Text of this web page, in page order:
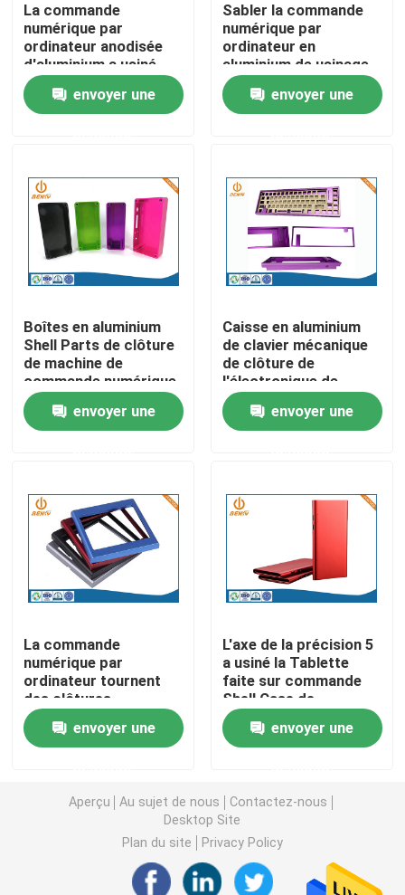
Produits
A propos de nous
Contrôle de la qualité
Contact
L'aluminium moulage mécanique sous pression
Pièces de rechange d'EV
Pièces de rotation de commande numérique par
Pièces de fraisage de commande numérique par
Clôtures électroniques faites sur commande
Pièces en plastique faites sur commande d'injection
la lingotière de moulage mécanique sous pression
Les pièces d'auto de moulage mécanique sous
La commande
numérique par
ordinateur anodisée
d'aluminium a usiné
des clôtures de Logo
Laser Marking
Mechanical Keyboard
envoyer une
Sabler la commande
numérique par
ordinateur en
aluminium de usinage
anodisée de pièces de
commande numérique
par ordinateur a fraisé
envoyer une
Boîtes en aluminium
Shell Parts de clôture
de machine de
commande numérique
par ordinateur de la
tolérance 0.001mm
envoyer une
Caisse en aluminium
de clavier mécanique
de clôture de
l'électronique de
commande numérique
par ordinateur
envoyer une
La commande
numérique par
ordinateur tournent
des clôtures
électroniques faites
sur commande pour
Shell Parts
envoyer une
L'axe de la précision 5
a usiné la Tablette
faite sur commande
Shell Case de
l'aluminium 6063 de
pièces envoyer une
Aperçu Au sujet de nous
Contactez-nous
Desktop Site
Plan du site
Privacy Policy